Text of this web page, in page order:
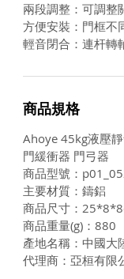
兩段調整：可調整
方便安裝：門框不
輕音閉合：連杆轉
商品規格
Ahoye 45kg液壓
門緩衝器 門弓器
商品型號：
主要材質：鑄鋁
商品尺寸：
商品重量(g)：880
產地名稱：中國大
代理商：亞桓有限